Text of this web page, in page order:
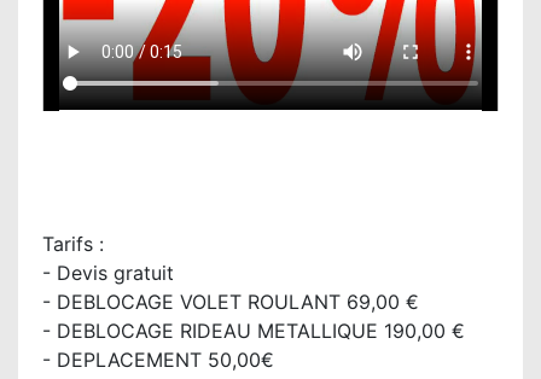
Tarifs :
- Devis gratuit
- DEBLOCAGE VOLET ROULANT 69,00 €
- DEBLOCAGE RIDEAU METALLIQUE 190,00 €
- DEPLACEMENT 50,00€